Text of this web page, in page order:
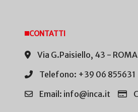
CONTATTI
Via G.Paisiello, 43 - ROMA
Telefono: +39 06 855631
Email: info@inca.it